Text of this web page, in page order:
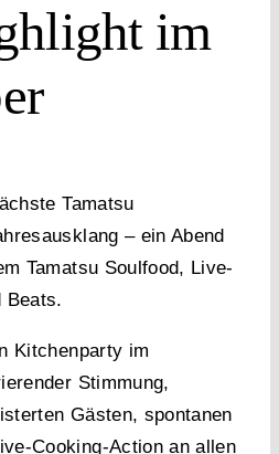
im
Tamatsu
– ein Abend
Tamatsu Soulfood, Live-
Beats.
Kitchenparty im
Stimmung,
Gästen, spontanen
Cooking-Action an allen